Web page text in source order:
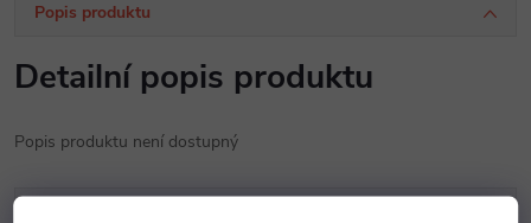
Popis produktu
Detailní popis produktu
Popis produktu není dostupný